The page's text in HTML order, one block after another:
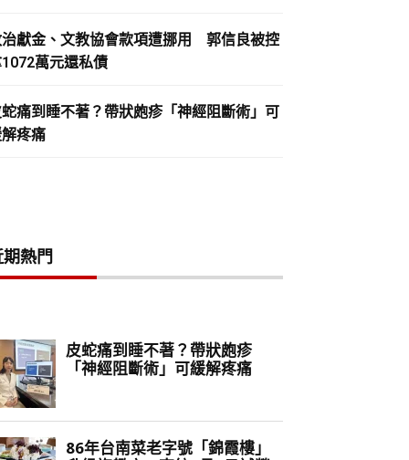
獻金、文教協會款項遭挪用 郭信良被控
萬元還私債
痛到睡不著？帶狀皰疹「神經阻斷術」可
疼痛
熱門